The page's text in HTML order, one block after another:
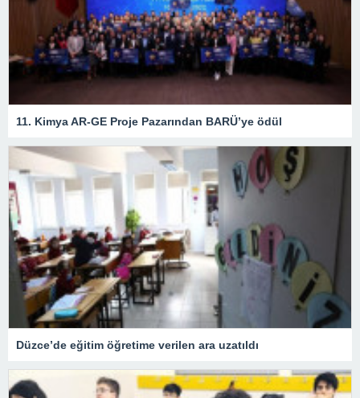
11. Kimya AR-GE Proje Pazarından BARÜ’ye ödül
Düzce’de eğitim öğretime verilen ara uzatıldı